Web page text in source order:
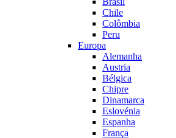
Chile
Colômbia
Peru
Europa
Alemanha
Austria
Bélgica
Chipre
Dinamarca
Eslovénia
Espanha
França